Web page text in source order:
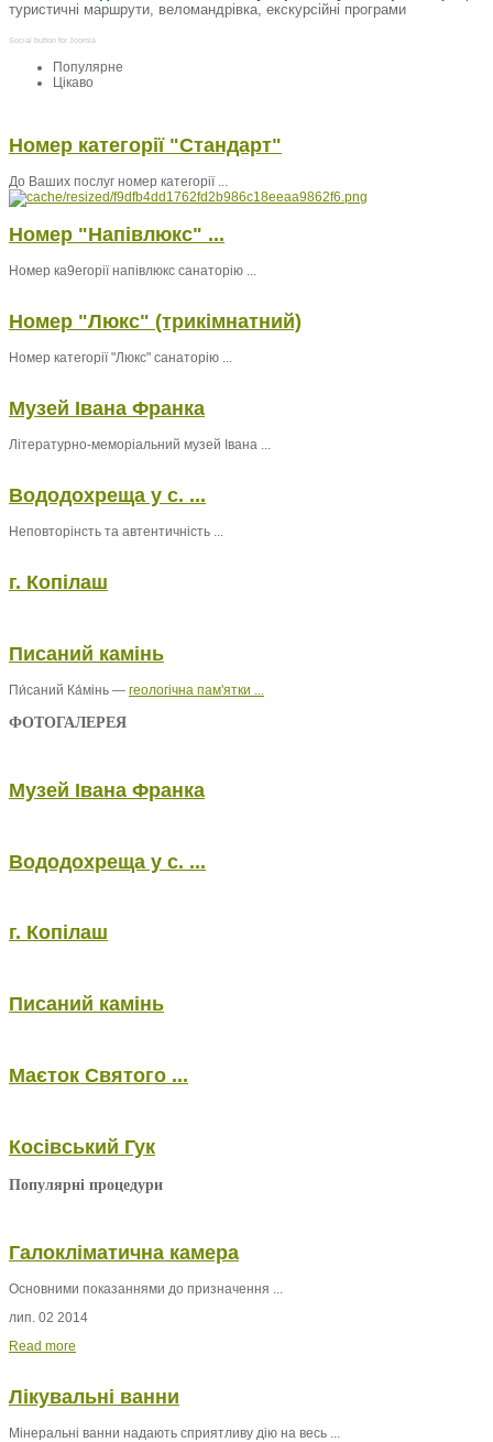
туристичні маршрути, веломандрівка, екскурсійні програми
Social button for Joomla
Популярне
Цікаво
Номер категорії "Стандарт"
До Ваших послуг номер категорії ...
Номер "Напівлюкс" ...
Номер ка9егорії напівлюкс санаторію ...
Номер "Люкс" (трикімнатний)
Номер категорії "Люкс" санаторію ...
Музей Івана Франка
Літературно-меморіальний музей Івана ...
Вододохреща у с. ...
Неповторінсть та автентичність ...
г. Копілаш
Писаний камінь
Пи́саний Ка́мінь — геологічна пам'ятки ...
ФОТОГАЛЕРЕЯ
Музей Івана Франка
Вододохреща у с. ...
г. Копілаш
Писаний камінь
Маєток Святого ...
Косівський Гук
Популярні процедури
Галокліматична камера
Основними показаннями до призначення ...
лип. 02 2014
Read more
Лікувальні ванни
Мінеральні ванни надають сприятливу дію на весь ...